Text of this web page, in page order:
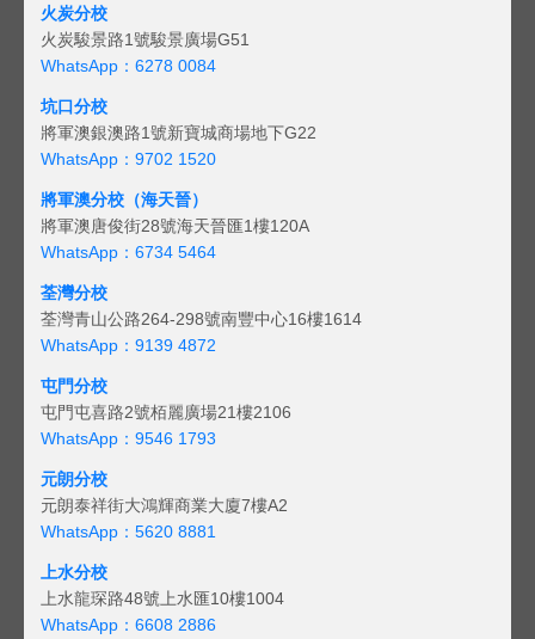
火炭分校
火炭駿景路1號駿景廣場G51
WhatsApp：6278 0084
坑口分校
將軍澳銀澳路1號新寶城商場地下G22
WhatsApp：9702 1520
將軍澳分校（海天晉）
將軍澳唐俊街28號海天晉匯1樓120A
WhatsApp：6734 5464
荃灣分校
荃灣青山公路264-298號南豐中心16樓1614
WhatsApp：9139 4872
屯門分校
屯門屯喜路2號栢麗廣場21樓2106
WhatsApp：9546 1793
元朗分校
元朗泰祥街大鴻輝商業大廈7樓A2
WhatsApp：5620 8881
上水分校
上水龍琛路48號上水匯10樓1004
WhatsApp：6608 2886